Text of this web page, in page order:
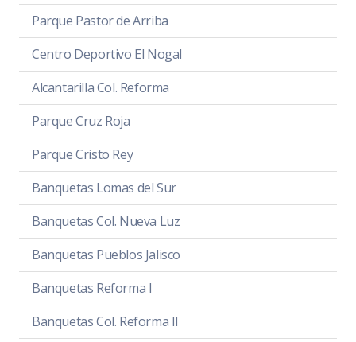
Parque Pastor de Arriba
Centro Deportivo El Nogal
Alcantarilla Col. Reforma
Parque Cruz Roja
Parque Cristo Rey
Banquetas Lomas del Sur
Banquetas Col. Nueva Luz
Banquetas Pueblos Jalisco
Banquetas Reforma I
Banquetas Col. Reforma II